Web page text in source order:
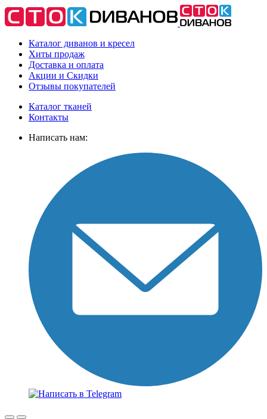
Каталог диванов и кресел
Хиты продаж
Доставка и оплата
Акции и Скидки
Отзывы покупателей
Каталог тканей
Контакты
Написать нам: